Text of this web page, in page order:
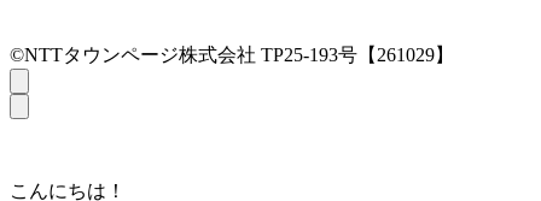
©NTTタウンページ株式会社 TP25-193号【261029】
こんにちは！